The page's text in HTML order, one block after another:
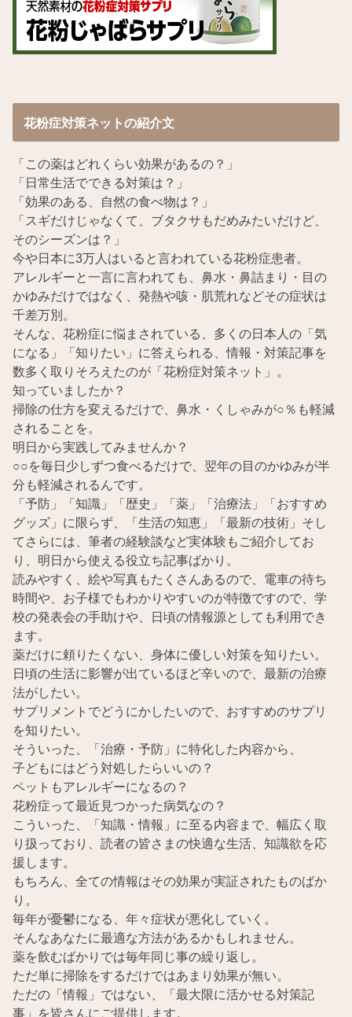
花粉症対策ネットの紹介文
「この薬はどれくらい効果があるの？」
「日常生活でできる対策は？」
「効果のある、自然の食べ物は？」
「スギだけじゃなくて、ブタクサもだめみたいだけど、
そのシーズンは？」
今や日本に3万人はいると言われている花粉症患者。
アレルギーと一言に言われても、鼻水・鼻詰まり・目の
かゆみだけではなく、発熱や咳・肌荒れなどその症状は
千差万別。
そんな、花粉症に悩まされている、多くの日本人の「気
になる」「知りたい」に答えられる、情報・対策記事を
数多く取りそろえたのが「花粉症対策ネット」。
知っていましたか？
掃除の仕方を変えるだけで、鼻水・くしゃみが○％も軽減
されることを。
明日から実践してみませんか？
○○を毎日少しずつ食べるだけで、翌年の目のかゆみが半
分も軽減されるんです。
「予防」「知識」「歴史」「薬」「治療法」「おすすめ
グッズ」に限らず、「生活の知恵」「最新の技術」そし
てさらには、筆者の経験談など実体験もご紹介してお
り、明日から使える役立ち記事ばかり。
読みやすく、絵や写真もたくさんあるので、電車の待ち
時間や、お子様でもわかりやすいのが特徴ですので、学
校の発表会の手助けや、日頃の情報源としても利用でき
ます。
薬だけに頼りたくない、身体に優しい対策を知りたい。
日頃の生活に影響が出ているほど辛いので、最新の治療
法がしたい。
サプリメントでどうにかしたいので、おすすめのサプリ
を知りたい。
そういった、「治療・予防」に特化した内容から、
子どもにはどう対処したらいいの？
ペットもアレルギーになるの？
花粉症って最近見つかった病気なの？
こういった、「知識・情報」に至る内容まで、幅広く取
り扱っており、読者の皆さまの快適な生活、知識欲を応
援します。
もちろん、全ての情報はその効果が実証されたものばか
り。
毎年が憂鬱になる、年々症状が悪化していく。
そんなあなたに最適な方法があるかもしれません。
薬を飲むばかりでは毎年同じ事の繰り返し。
ただ単に掃除をするだけではあまり効果が無い。
ただの「情報」ではない、「最大限に活かせる対策記
事」を皆さんにご提供します。